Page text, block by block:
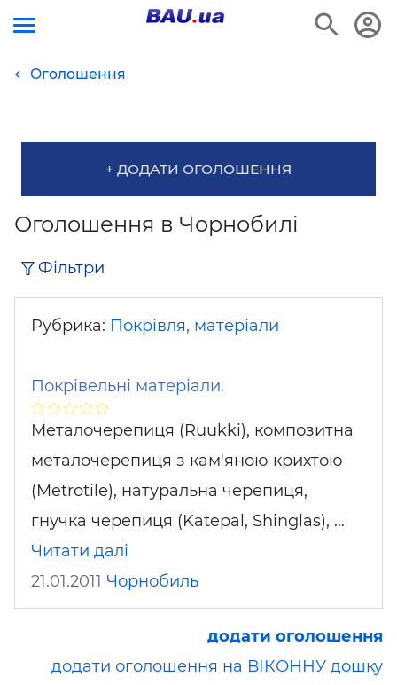
Оголошення
+ ДОДАТИ ОГОЛОШЕННЯ
Оголошення в Чорнобилі
Фільтри
Рубрика: Покрівля, матеріали
Покрівельні матеріали.
Металочерепиця (Ruukki), композитна
металочерепиця з кам'яною крихтою
(Metrotile), натуральна черепиця,
гнучка черепиця (Katepal, Shinglas), …
Читати далі
21.01.2011 Чорнобиль
додати оголошення
додати оголошення на ВІКОННУ дошку